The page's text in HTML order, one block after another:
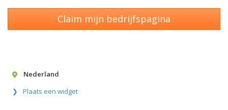
Claim mijn bedrijfspagina
Nederland
Plaats een widget